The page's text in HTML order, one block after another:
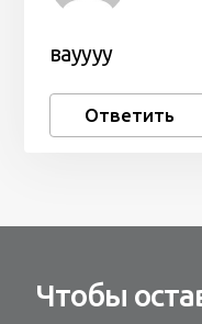
вауууу
Ответить
Чтобы